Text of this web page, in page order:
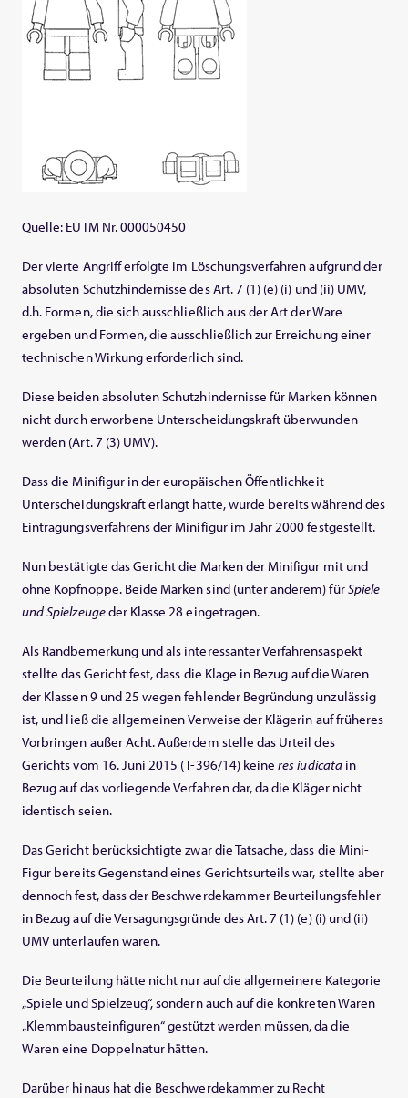
Quelle: EUTM Nr. 000050450
Der vierte Angriff erfolgte im Löschungsverfahren aufgrund der
absoluten Schutzhindernisse des Art. 7 (1) (e) (i) und (ii) UMV,
d.h. Formen, die sich ausschließlich aus der Art der Ware
ergeben und Formen, die ausschließlich zur Erreichung einer
technischen Wirkung erforderlich sind.
Diese beiden absoluten Schutzhindernisse für Marken können
nicht durch erworbene Unterscheidungskraft überwunden
werden (Art. 7 (3) UMV).
Dass die Minifigur in der europäischen Öffentlichkeit
Unterscheidungskraft erlangt hatte, wurde bereits während des
Eintragungsverfahrens der Minifigur im Jahr 2000 festgestellt.
Nun bestätigte das Gericht die Marken der Minifigur mit und
ohne Kopfnoppe. Beide Marken sind (unter anderem) fürSpiele
und Spielzeugeder Klasse 28 eingetragen.
Als Randbemerkung und als interessanter Verfahrensaspekt
stellte das Gericht fest, dass die Klage in Bezug auf die Waren
der Klassen 9 und 25 wegen fehlender Begründung unzulässig
ist, und ließ die allgemeinen Verweise der Klägerin auf früheres
Vorbringen außer Acht. Außerdem stelle das Urteil des
Gerichts vom 16. Juni 2015 (T-396/14) keineres iudicatain
Bezug auf das vorliegende Verfahren dar, da die Kläger nicht
identisch seien.
Das Gericht berücksichtigte zwar die Tatsache, dass die Mini-
Figur bereits Gegenstand eines Gerichtsurteils war, stellte aber
dennoch fest, dass der Beschwerdekammer Beurteilungsfehler
in Bezug auf die Versagungsgründe des Art. 7 (1) (e) (i) und (ii)
UMV unterlaufen waren.
Die Beurteilung hätte nicht nur auf die allgemeinere Kategorie
„Spiele und Spielzeug“, sondern auch auf die konkreten Waren
„Klemmbausteinfiguren“ gestützt werden müssen, da die
Waren eine Doppelnatur hätten.
Darüber hinaus hat die Beschwerdekammer zu Recht